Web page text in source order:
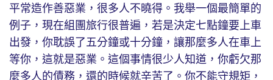
平常造作善惡業，很多人不曉得。我舉一個最簡單的
例子，現在組團旅行很普遍，若是決定七點鐘要上車
出發，你耽誤了五分鐘或十分鐘，讓那麼多人在車上
等你，這就是惡業。這個事情很少人知道，你虧欠那
麼多人的債務，還的時候就辛苦了。你不能守規矩，